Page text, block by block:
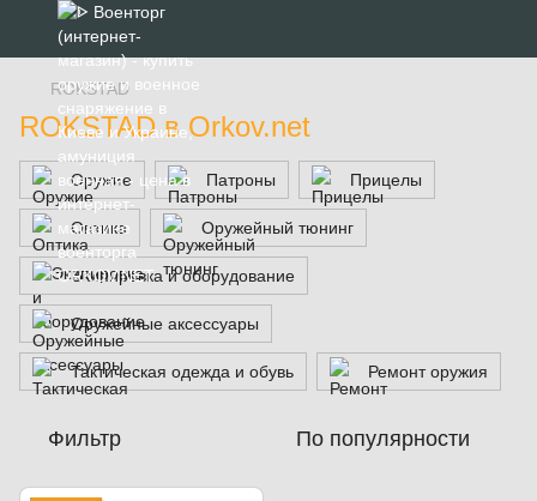
ROKSTAD
ROKSTAD в Orkov.net
Оружие Патроны Прицелы
Оптика Оружейный тюнинг
Экипировка и оборудование
Оружейные аксессуары
Тактическая одежда и обувь Ремонт оружия
Фильтр По популярности